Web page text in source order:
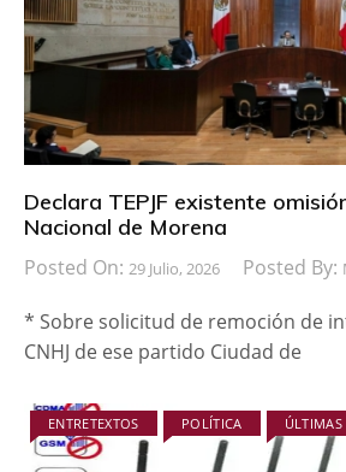
Declara TEPJF existente
Nacional de Morena
Posted On: 29 Julio, 2026 Posted By:
* Sobre solicitud de remoción de
CNHJ de ese partido Ciudad de
ENTRETEXTOS POLÍTICA